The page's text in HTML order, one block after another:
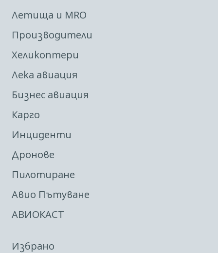
Летища и MRO
Производители
Хеликоптери
Лека авиация
Бизнес авиация
Карго
Инциденти
Дронове
Пилотиране
Авио Пътуване
АВИОКАСТ
Избрано